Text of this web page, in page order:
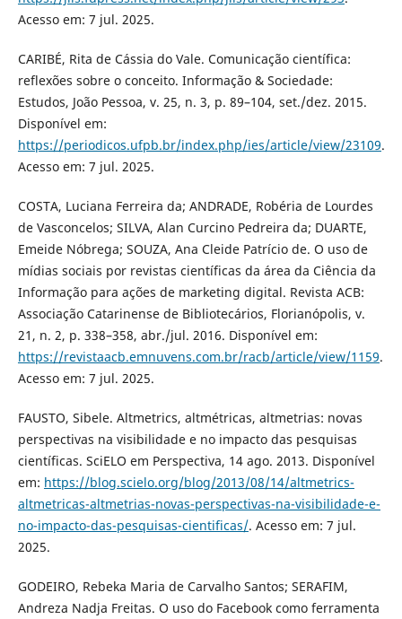
Acesso em: 7 jul. 2025.
CARIBÉ, Rita de Cássia do Vale. Comunicação científica:
reflexões sobre o conceito. Informação & Sociedade:
Estudos, João Pessoa, v. 25, n. 3, p. 89–104, set./dez. 2015.
Disponível em:
https://periodicos.ufpb.br/index.php/ies/article/view/23109.
Acesso em: 7 jul. 2025.
COSTA, Luciana Ferreira da; ANDRADE, Robéria de Lourdes
de Vasconcelos; SILVA, Alan Curcino Pedreira da; DUARTE,
Emeide Nóbrega; SOUZA, Ana Cleide Patrício de. O uso de
mídias sociais por revistas científicas da área da Ciência da
Informação para ações de marketing digital. Revista ACB:
Associação Catarinense de Bibliotecários, Florianópolis, v.
21, n. 2, p. 338–358, abr./jul. 2016. Disponível em:
https://revistaacb.emnuvens.com.br/racb/article/view/1159.
Acesso em: 7 jul. 2025.
FAUSTO, Sibele. Altmetrics, altmétricas, altmetrias: novas
perspectivas na visibilidade e no impacto das pesquisas
científicas. SciELO em Perspectiva, 14 ago. 2013. Disponível
em: https://blog.scielo.org/blog/2013/08/14/altmetrics-
altmetricas-altmetrias-novas-perspectivas-na-visibilidade-e-
no-impacto-das-pesquisas-cientificas/. Acesso em: 7 jul.
2025.
GODEIRO, Rebeka Maria de Carvalho Santos; SERAFIM,
Andreza Nadja Freitas. O uso do Facebook como ferramenta